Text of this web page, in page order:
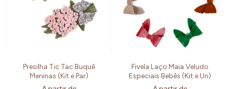
Presilha Tic Tac Buquê
Meninas (Kit e Par)
Fivela Laço Maia Veludo
Especiais Bebês (Kit e Un)